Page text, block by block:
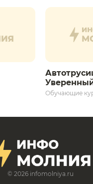
Обучающие
© 2026 infomolniya.ru